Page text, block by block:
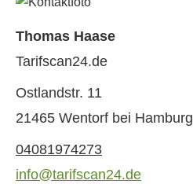
Thomas Haase
Tarifscan24.de
Ostlandstr. 11
21465 Wentorf bei Hamburg
04081974273
info@tarifscan24.de